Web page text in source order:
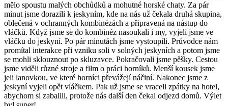
mělo spoustu malých obchůdků a mohutné horské chaty. Za pár
minut jsme dorazili k jeskyním, kde na nás už čekala druhá skupina,
oblečená v ochranných kombinézách a připravená na nástup do
vláčků. Když jsme se do kombinéz nasoukali i my, vyjeli jsme ve
vláčku do jeskyní. Po pár minutách jsme vystoupili. Průvodce nám
promítal interakce při vzniku soli v solných jeskyních a potom jsme
se mohli sklouznout po skluzavce. Pokračovali jsme pěšky. Cestou
jsme viděli různé stroje a film o práci horníků. Menší kousek jsme
jeli lanovkou, ve které horníci převážejí náčiní. Nakonec jsme z
jeskyní vyjeli opět vláčkem. Pak už jsme se vraceli zpátky na hotel,
abychom si zabalili, protože nás další den čekal odjezd domů. Výlet